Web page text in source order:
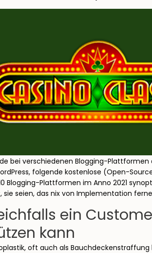
bei verschiedenen Blogging-
folgende kostenlose (Open-
Blogging-Plattformen im Anno 2021
sie seien, das nix von Implementation
ein
kann
oft auch als